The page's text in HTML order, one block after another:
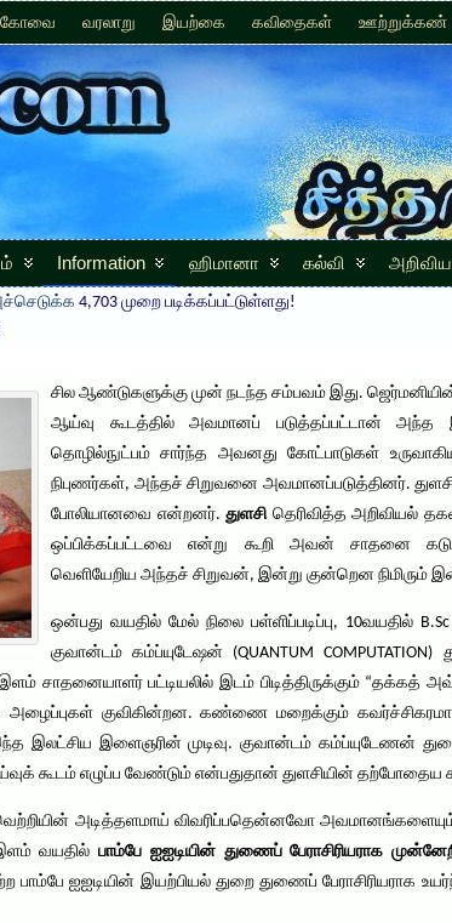
வரலாறு இயற்கை கவிதைகள் ஊற்றுக்கண்
Information ஹிமானா கல்வி
4,703 முறை படிக்கப்பட்டுள்ளது!
சில ஆண்டுகளுக்கு முன் நடந்த சம்பவம் இது.
ஆய்வு கூடத்தில் அவமானப் படுத்தப்பட்டான் அந்த
தொழில்நுட்பம் சார்ந்த அவனது கோட்பாடுகள்
நிபுணர்கள், அந்தச் சிறுவனை அவமானப்படுத்தினர்.
போலியானவை என்றனர். துளசிதெரிவித்த அறிவியல்
ஒப்பிக்கப்பட்டவை என்று கூறி அவன் சாதனை
வெளியேறிய அந்தச் சிறுவன், இன்று குன்றென
ஒன்பது வயதில் மேல் நிலை பள்ளிப்படிப்பு, 10வயதில்
குவான்டம் கம்ப்யுடேஷன் (QUANTUM
சாதனையாளர் பட்டியலில் இடம் பிடித்திருக்கும் “தக்கத்
குவிகின்றன. கண்ணை மறைக்கும்
இலட்சிய இளைஞரின் முடிவு. குவான்டம் கம்ப்யுடேணன்
கூடம் எழுப்ப வேண்டும் என்பதுதான் துளசியின்
வெற்றியின் அடித்தளமாய் விவரிப்பதென்னவோ
இளம் வயதில்பாம்பே ஐஐடியின் துணைப் பேராசிரியராக
ஐஐடியின் இயற்பியல் துறை துணைப் பேராசிரியராக